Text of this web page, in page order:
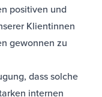
positiven und
Klientinnen
gewonnen zu
dass solche
internen